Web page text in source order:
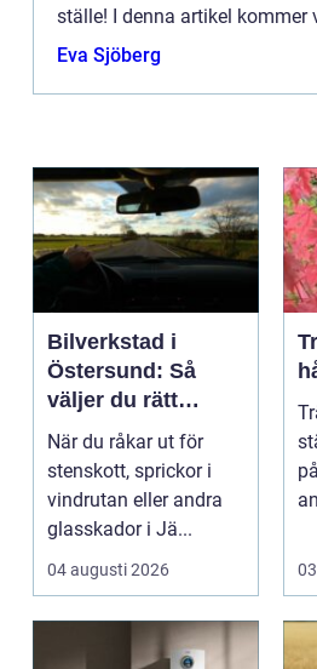
ställe! I denna artikel kommer
vad en bra fotograf i Malmö
Eva Sjöberg
Bilverkstad i
Östersund: Så
väljer du rätt
verkstad för
glasskador
När du råkar ut för
stenskott, sprickor i
vindrutan eller andra
glasskador i Jä...
04 augusti 2026
Träd